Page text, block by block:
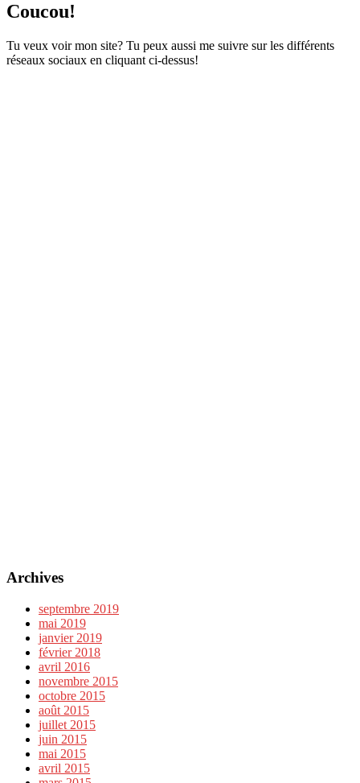
Coucou!
Tu veux voir mon site? Tu peux aussi me suivre sur les différents
réseaux sociaux en cliquant ci-dessus!
Archives
septembre 2019
mai 2019
janvier 2019
février 2018
avril 2016
novembre 2015
octobre 2015
août 2015
juillet 2015
juin 2015
mai 2015
avril 2015